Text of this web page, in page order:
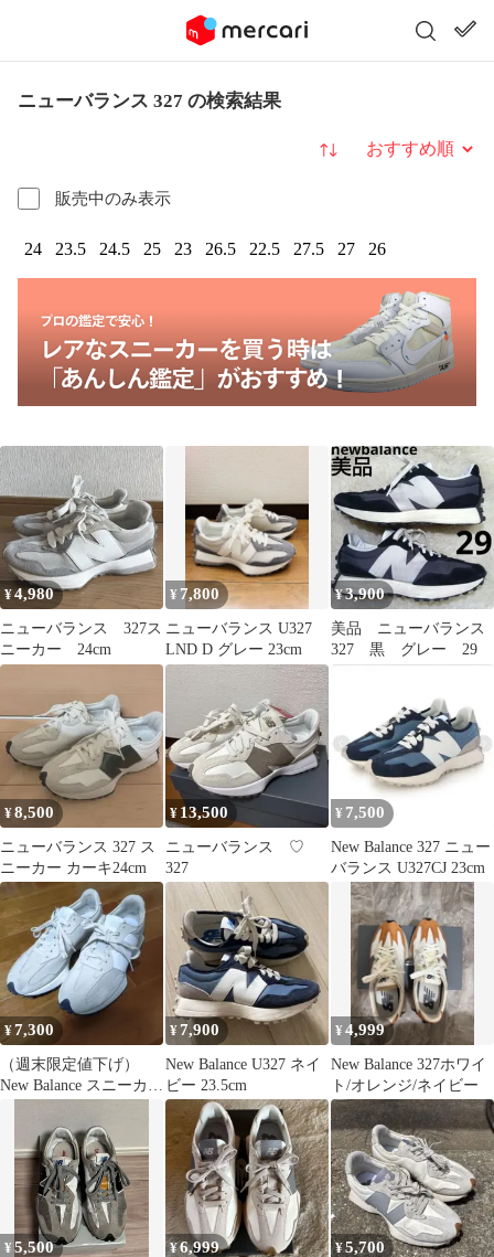
ニューバランス 327 の検索結果
販売中のみ表示
並び替え
24 23.5 24.5 25 23 26.5 22.5 27.5 27 26
¥4,980
ニューバランス 327ス
ニーカー 24cm
¥ 7,800
ニューバランス U327
LND D グレー 23cm
¥3,900
美品 ニューバランス
327 黒 グレー 29
¥8,500
ニューバランス 327 ス
ニーカー カーキ24cm
¥ 13,500
ニューバランス ♡
327
¥ 7,500
New Balance 327 ニュー
バランス U327CJ 23cm
¥7,300
（週末限定値下げ）
New Balance スニーカー
¥ 7,900
New Balance U327 ネイ
ビー 23.5cm
¥4,999
New Balance 327ホワイ
ト/オレンジ/ネイビー
¥5,500 ¥6,999 ¥5,700